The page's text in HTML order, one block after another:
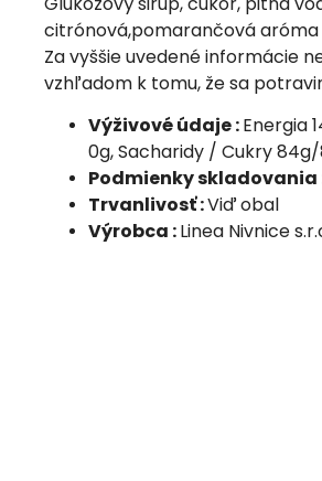
citrónová,pomarančová aróma
Za vyššie uvedené informácie
vzhľadom k tomu, že sa
Výživové údaje :Energia
0g, Sacharidy / Cukry
Podmienky skladovania
Trvanlivosť :Viď obal
Výrobca :Linea Nivnice